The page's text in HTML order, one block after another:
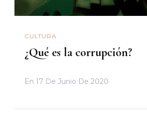
CULTURA
¿Qué es la corrupción?
En 17 De Junio De 2020